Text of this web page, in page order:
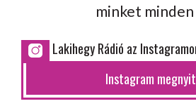
minket minden
Lakihegy Rádió az
Instagram